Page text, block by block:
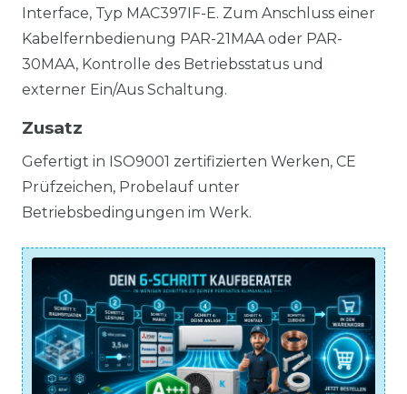
Interface, Typ MAC397IF-E. Zum Anschluss einer
Kabelfernbedienung PAR-21MAA oder PAR-
30MAA, Kontrolle des Betriebsstatus und
externer Ein/Aus Schaltung.
Zusatz
Gefertigt in ISO9001 zertifizierten Werken, CE
Prüfzeichen, Probelauf unter
Betriebsbedingungen im Werk.